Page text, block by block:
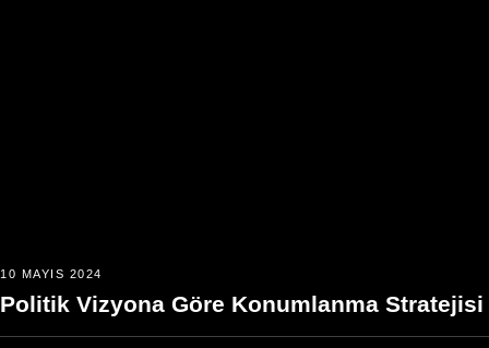
10 MAYIS 2024
Politik Vizyona Göre Konumlanma Stratejisi